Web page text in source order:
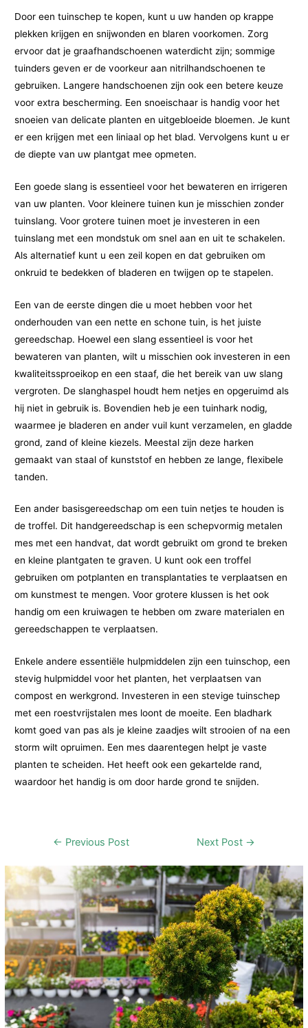
Door een tuinschep te kopen, kunt u uw handen op krappe
plekken krijgen en snijwonden en blaren voorkomen. Zorg
ervoor dat je graafhandschoenen waterdicht zijn; sommige
tuinders geven er de voorkeur aan nitrilhandschoenen te
gebruiken. Langere handschoenen zijn ook een betere keuze
voor extra bescherming. Een snoeischaar is handig voor het
snoeien van delicate planten en uitgebloeide bloemen. Je kunt
er een krijgen met een liniaal op het blad. Vervolgens kunt u er
de diepte van uw plantgat mee opmeten.
Een goede slang is essentieel voor het bewateren en irrigeren
van uw planten. Voor kleinere tuinen kun je misschien zonder
tuinslang. Voor grotere tuinen moet je investeren in een
tuinslang met een mondstuk om snel aan en uit te schakelen.
Als alternatief kunt u een zeil kopen en dat gebruiken om
onkruid te bedekken of bladeren en twijgen op te stapelen.
Een van de eerste dingen die u moet hebben voor het
onderhouden van een nette en schone tuin, is het juiste
gereedschap. Hoewel een slang essentieel is voor het
bewateren van planten, wilt u misschien ook investeren in een
kwaliteitssproeikop en een staaf, die het bereik van uw slang
vergroten. De slanghaspel houdt hem netjes en opgeruimd als
hij niet in gebruik is. Bovendien heb je een tuinhark nodig,
waarmee je bladeren en ander vuil kunt verzamelen, en gladde
grond, zand of kleine kiezels. Meestal zijn deze harken
gemaakt van staal of kunststof en hebben ze lange, flexibele
tanden.
Een ander basisgereedschap om een ​​tuin netjes te houden is
de troffel. Dit handgereedschap is een schepvormig metalen
mes met een handvat, dat wordt gebruikt om grond te breken
en kleine plantgaten te graven. U kunt ook een troffel
gebruiken om potplanten en transplantaties te verplaatsen en
om kunstmest te mengen. Voor grotere klussen is het ook
handig om een ​​kruiwagen te hebben om zware materialen en
gereedschappen te verplaatsen.
Enkele andere essentiële hulpmiddelen zijn een tuinschop, een
stevig hulpmiddel voor het planten, het verplaatsen van
compost en werkgrond. Investeren in een stevige tuinschep
met een roestvrijstalen mes loont de moeite. Een bladhark
komt goed van pas als je kleine zaadjes wilt strooien of na een
storm wilt opruimen. Een mes daarentegen helpt je vaste
planten te scheiden. Het heeft ook een gekartelde rand,
waardoor het handig is om door harde grond te snijden.
Post← Previous Post Next Post →